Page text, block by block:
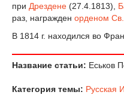
при Дрездене (27.4.1813),
раз, награжден орденом
В 1814 г. находился во
Название статьи: Еськов
Категория темы: Русская